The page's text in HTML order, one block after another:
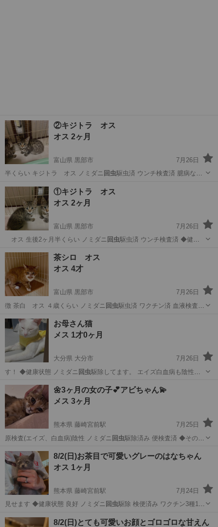
②キジトラ オス
オス 2ヶ月
富山県 黒部市
7月26日
半くらい キジトラ オス ノミダニ 回虫駆虫済 ウンチ検査済 臆病な子
富山 黒部市
①キジトラ オス
オス 2ヶ月
富山県 黒部市
7月26日
オス 生後2ヶ月半くらい ノミダニ 回虫駆虫済 ウンチ検査済 ◆健康
富山 黒部市
茶シロ オス
オス 4才
富山県 黒部市
7月26日
徴 茶白 オス ４歳くらい ノミダニ 回虫駆虫済 ワクチン済 血液検査済
富山 黒部市
お母さん猫
メス 1才0ヶ月
大分県 大分市
7月26日
す！ ◆健康状態 ノミダニ 回虫駆除してます。 エイズ白血病も陰性
大分 大分市 猫
🌼3ヶ月の女の子💕アビちゃん💫
メス 3ヶ月
熊本県 藤崎宮前駅
7月25日
原検査(エイズ、白血病)陰性 ノミダニ 回虫駆除済み 便検査済 ◆その他
熊本 熊本市 藤崎宮前駅 猫 去勢手術
8/2(日)お茶目で可愛いグレーのはなちゃん
オス 1ヶ月
熊本県 藤崎宮前駅
7月24日
見せます ◆健康状態 良好 ノミダニ 回虫駆除 検便済み ワクチン3種1回
熊本 熊本市 藤崎宮前駅 猫
8/2(日)とても可愛いお顔とゴロゴロな甘えん